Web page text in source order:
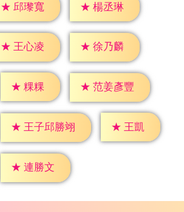
★ 邱瓈寬 ★ 楊丞琳
★ 王心凌 ★ 徐乃麟
★ 粿粿 ★ 范姜彥豐
★ 王子邱勝翊 ★ 王凱
★ 連勝文